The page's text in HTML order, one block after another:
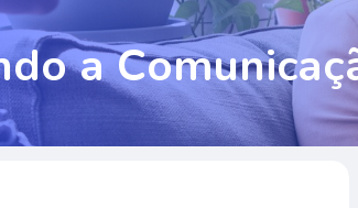
do a Comunicaç